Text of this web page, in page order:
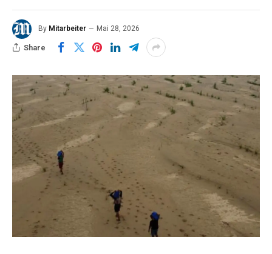
By Mitarbeiter Mai 28, 2026
Share